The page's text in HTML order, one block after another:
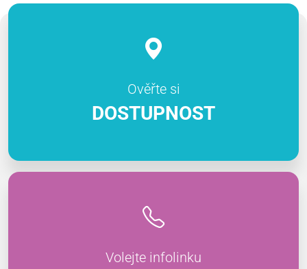
Ověřte si
DOSTUPNOST
Volejte infolinku